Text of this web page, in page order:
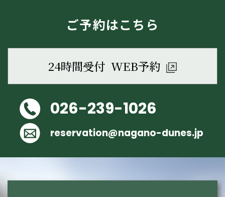
ご予約はこちら
24時間受付 WEB予約
026-239-1026
reservation@nagano-dunes.jp